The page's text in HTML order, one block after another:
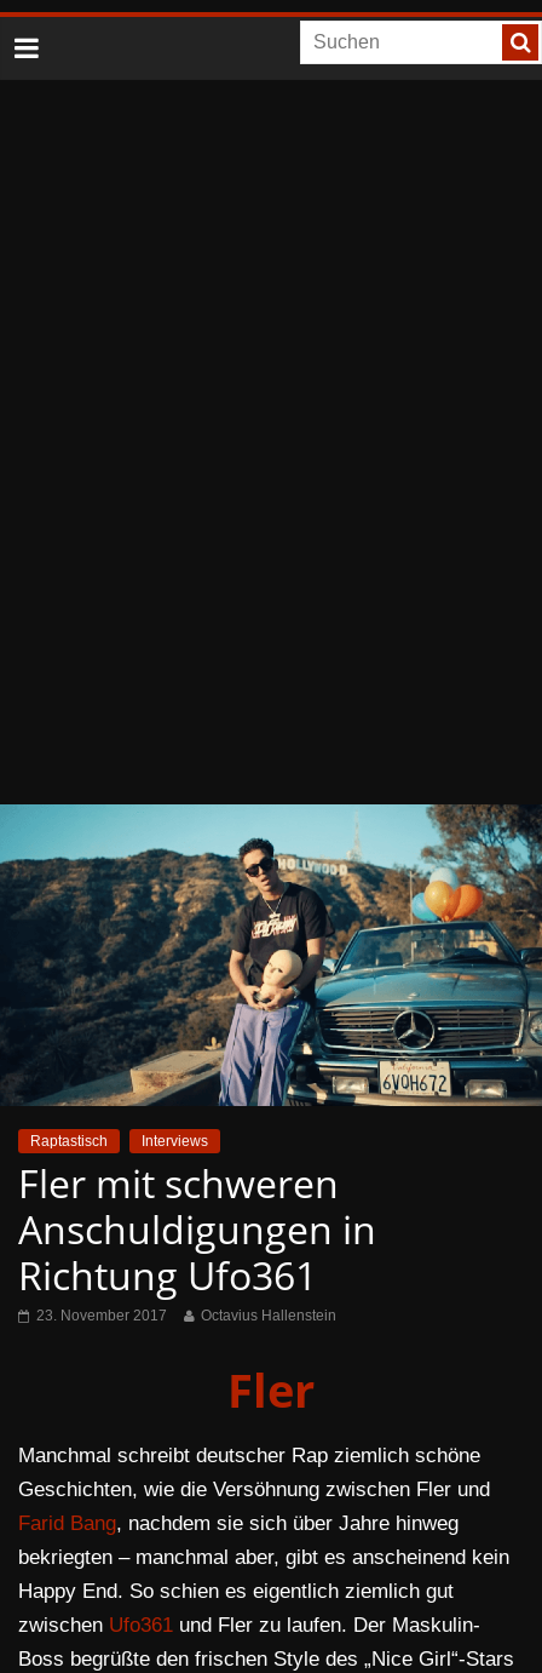
Raptastisch Interviews
Fler mit schweren
Anschuldigungen in
Richtung Ufo361
23. November 2017 Octavius Hallenstein
Fler
Manchmal schreibt deutscher Rap ziemlich schöne
Geschichten, wie die Versöhnung zwischen Fler und
Farid Bang, nachdem sie sich über Jahre hinweg
bekriegten – manchmal aber, gibt es anscheinend kein
Happy End. So schien es eigentlich ziemlich gut
zwischen Ufo361 und Fler zu laufen. Der Maskulin-
Boss begrüßte den frischen Style des „Nice Girl“-Stars